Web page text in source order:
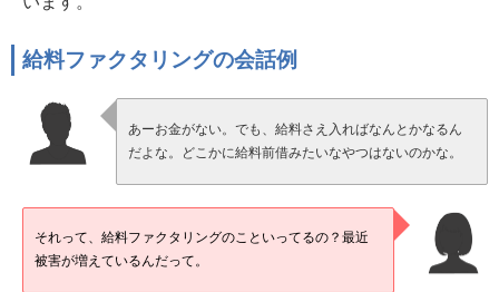
給料ファクタリングの会話例
あーお金がない。でも、給料さえ入ればなんとかなるん
だよな。どこかに給料前借みたいなやつはないのかな。
それって、給料ファクタリングのこといってるの？最近
被害が増えているんだって。